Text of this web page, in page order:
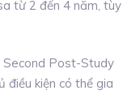
từ 2 đến 4 năm, tùy
Second Post-Study
điều kiện có thể gia